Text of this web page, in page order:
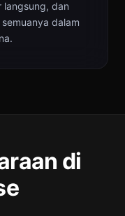
langsung, dan
dalam
di